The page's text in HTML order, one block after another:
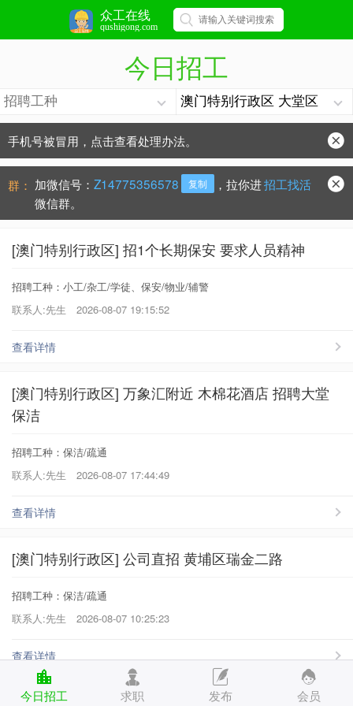
众工在线
qushigong.com
今日招工
手机号被冒用，点击查看处理办法。
防骗常识：学会这些不上当？
群： 加微信号： Z14775356578 复制 ，拉你进招工找活
微信群。
[澳门特别行政区] 招1个长期保安 要求人员精神
招聘工种：小工/杂工/学徒、保安/物业/辅警
联系人:先生
2026-08-07 19:15:52
查看详情
[澳门特别行政区] 万象汇附近 木棉花酒店 招聘大堂
保洁
招聘工种：保洁/疏通
联系人:先生
2026-08-07 17:44:49
查看详情
[澳门特别行政区] 公司直招 黄埔区瑞金二路
招聘工种：保洁/疏通
联系人:先生
2026-08-07 10:25:23
查看详情
[澳门特别行政区] 万象汇附近 木棉花酒店 招聘大堂
今日招工 求职 发布 会员